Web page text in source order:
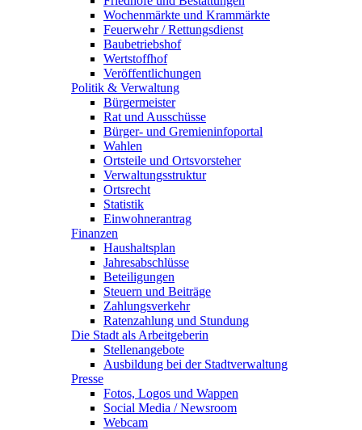
Wochenmärkte und Krammärkte
Feuerwehr / Rettungsdienst
Baubetriebshof
Wertstoffhof
Veröffentlichungen
Politik & Verwaltung
Bürgermeister
Rat und Ausschüsse
Bürger- und Gremieninfoportal
Wahlen
Ortsteile und Ortsvorsteher
Verwaltungsstruktur
Ortsrecht
Statistik
Einwohnerantrag
Finanzen
Haushaltsplan
Jahresabschlüsse
Beteiligungen
Steuern und Beiträge
Zahlungsverkehr
Ratenzahlung und Stundung
Die Stadt als Arbeitgeberin
Stellenangebote
Ausbildung bei der Stadtverwaltung
Presse
Fotos, Logos und Wappen
Social Media / Newsroom
Webcam